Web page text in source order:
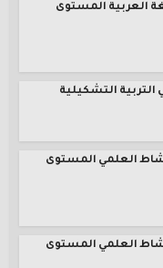
العربية المستوى
التربية التشكيلية
العلمي المستوى
العلمي المستوى